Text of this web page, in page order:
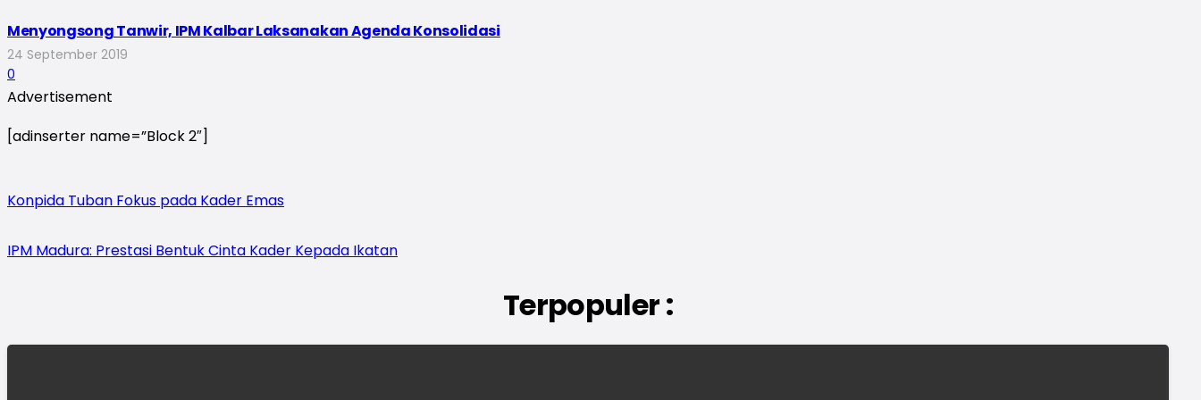
Menyongsong Tanwir, IPM Kalbar Laksanakan Agenda Konsolidasi
24 September 2019
0
Advertisement
[adinserter name=”Block 2″]
Konpida Tuban Fokus pada Kader Emas
IPM Madura: Prestasi Bentuk Cinta Kader Kepada Ikatan⁠⁠
Terpopuler :